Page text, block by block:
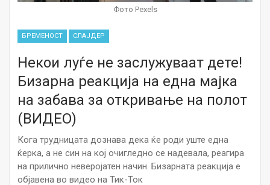
Фото Pexels
БРЕМЕНОСТ СЛАЈДЕР
Некои луѓе не заслужуваат дете!
Бизарна реакција на една мајка
на забава за откривање на полот
(ВИДЕО)
Кога трудницата дознава дека ќе роди уште една
ќерка, а не син на кој очигледно се надевала, реагира
на прилично неверојатен начин. Бизарната реакција е
објавена во видео на Тик-Ток